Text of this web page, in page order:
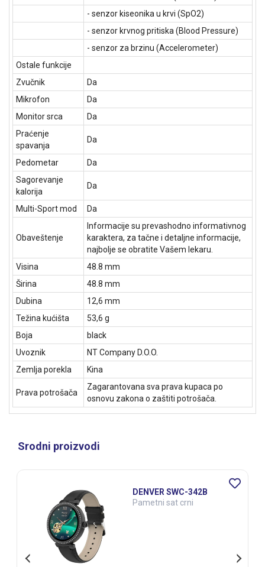
- senzor kiseonika u krvi (SpO2)
- senzor krvnog pritiska (Blood Pressure)
- senzor za brzinu (Accelerometer)
Ostale funkcije
Zvučnik
Da
Mikrofon
Da
Monitor srca
Da
Praćenje
spavanja
Da
Pedometar
Da
Sagorevanje
kalorija
Da
Multi-Sport mod Da
Obaveštenje
Informacije su prevashodno informativnog
karaktera, za tačne i detaljne informacije,
najbolje se obratite Vašem lekaru.
Visina
48.8 mm
Širina
48.8 mm
Dubina
12,6 mm
Težina kućišta
53,6 g
Boja
black
Uvoznik
NT Company D.O.O.
Zemlja porekla
Kina
Prava potrošača
Zagarantovana sva prava kupaca po
osnovu zakona o zaštiti potrošača.
Srodni proizvodi
DENVER SWC-392GR